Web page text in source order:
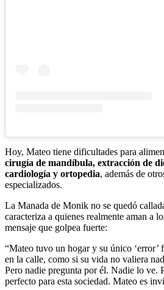
Hoy, Mateo tiene dificultades para
cirugía de mandíbula, extracción de
cardiología y ortopedia, además de
especializados.
La Manada de Monik no se quedó
caracteriza a quienes realmente aman a
mensaje que golpea fuerte:
“Mateo tuvo un hogar y su único ‘error’
en la calle, como si su vida no valiera
Pero nadie pregunta por él. Nadie lo ve.
perfecto para esta sociedad. Mateo es